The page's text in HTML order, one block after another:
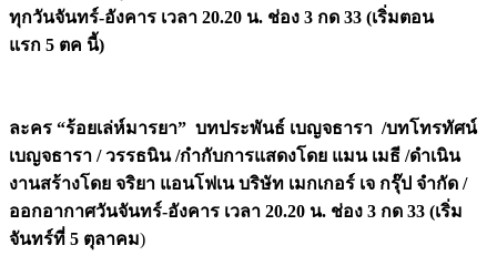
ทุกวันจันทร์-อังคาร เวลา 20.20 น. ช่อง 3 กด 33 (เริ่มตอน
แรก 5 ตค นี้)
ละคร “ร้อยเล่ห์มารยา” บทประพันธ์ เบญจธารา /บทโทรทัศน์
เบญจธารา / วรรธนิน /กำกับการแสดงโดย แมน เมธี /ดำเนิน
งานสร้างโดย จริยา แอนโฟเน บริษัท เมกเกอร์ เจ กรุ๊ป จำกัด /
ออกอากาศวันจันทร์-อังคาร เวลา 20.20 น. ช่อง 3 กด 33 (เริ่ม
จันทร์ที่ 5 ตุลาคม)